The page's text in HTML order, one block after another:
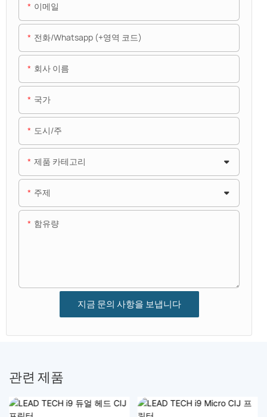
이메일
전화/whatsapp (+영역 코드)
회사 이름
국가
도시/주
제품 카테고리
주제
함유량
지금 문의 사항을 보냅니다
관련 제품